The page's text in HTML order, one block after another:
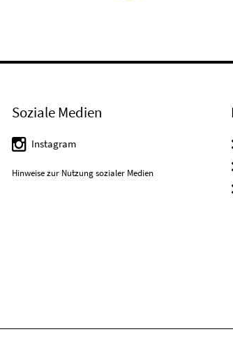
Soziale Medien
Instagram
Hinweise zur Nutzung sozialer Medien